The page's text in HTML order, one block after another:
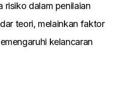
risiko dalam penilaian
teori, melainkan faktor
kelancaran